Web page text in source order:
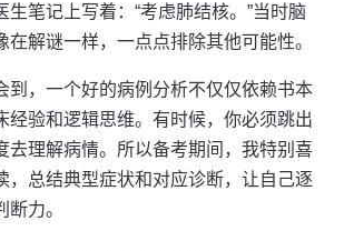
生笔记上写着：“考虑肺结核。”当时脑
在解谜一样，一点点排除其他可能性。
到，一个好的病例分析不仅仅依赖书本
经验和逻辑思维。有时候，你必须跳出
去理解病情。所以备考期间，我特别喜
，总结典型症状和对应诊断，让自己逐
力。